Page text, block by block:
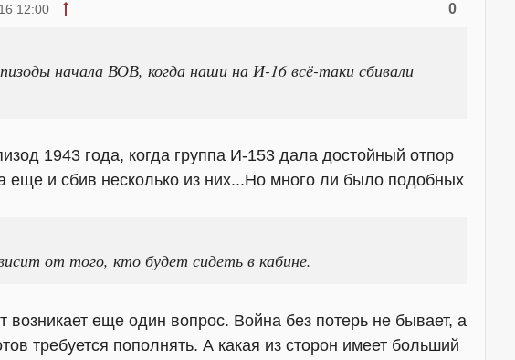
0
12:00
начала ВОВ, когда наши на И-16 всё-таки сбивали
1943 года, когда группа И-153 дала достойный отпор
еще и сбив несколько из них...Но много ли было подобных
от того, кто будет сидеть в кабине.
возникает еще один вопрос. Война без потерь не бывает, а
требуется пополнять. А какая из сторон имеет больший